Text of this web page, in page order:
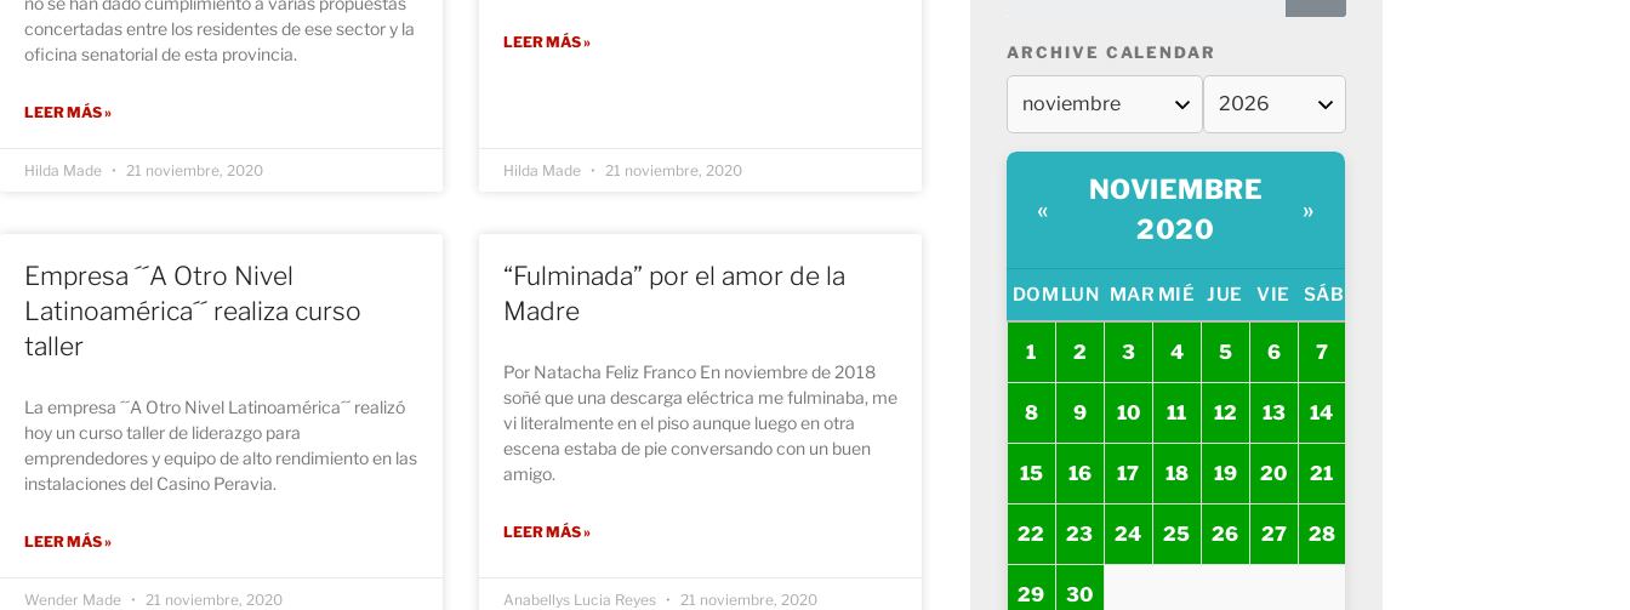
concertadas entre los residentes de ese sector y la
oficina senatorial de esta provincia.
LEER MÁS »
Hilda Made 21 noviembre, 2020
LEER MÁS »
Hilda Made 21 noviembre, 2020
Empresa ´´A Otro Nivel
Latinoamérica´´ realiza curso
taller
La empresa ´´A Otro Nivel Latinoamérica´´ realizó
hoy un curso taller de liderazgo para
emprendedores y equipo de alto rendimiento en las
instalaciones del Casino Peravia.
LEER MÁS »
Wender Made 21 noviembre, 2020
“Fulminada” por el amor de la
Madre
Por Natacha Feliz Franco En noviembre de 2018
soñé que una descarga eléctrica me fulminaba, me
vi literalmente en el piso aunque luego en otra
escena estaba de pie conversando con un buen
amigo.
LEER MÁS »
Anabellys Lucia Reyes 21 noviembre, 2020
ARCHIVE CALENDAR
«
NOVIEMBRE
2020
»
DOM LUN MAR MIÉ JUE VIE SÁB
1 2 3 4 5 6 7
8 9 10 11 12 13 14
15 16 17 18 19 20 21
22 23 24 25 26 27 28
29 30